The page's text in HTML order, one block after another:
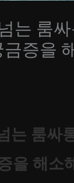
는 룸
증을
는 룸싸
을 해소